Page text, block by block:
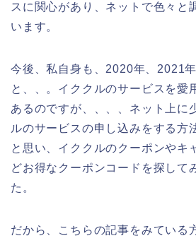
スに関心があり、ネットで色々と
います。
今後、私自身も、2020年、2021
と、、。イククルのサービスを愛
あるのですが、、、、ネット上に
ルのサービスの申し込みをする方
と思い、イククルのクーポンやキ
どお得なクーポンコードを探して
た。
だから、こちらの記事をみている